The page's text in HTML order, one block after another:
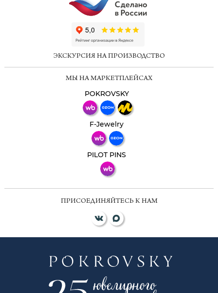
ЭКСКУРСИЯ НА ПРОИЗВОДСТВО
МЫ НА МАРКЕТПЛЕЙСАХ
POKROVSKY
F-Jewelry
PILOT PINS
ПРИСОЕДИНЯЙТЕСЬ К НАМ